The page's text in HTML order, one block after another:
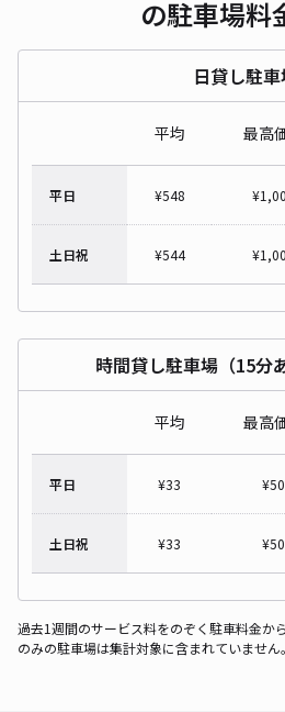
の駐車場料
日貸し駐
平均 最高
平日 ¥548 ¥
土日祝 ¥544 ¥
時間貸し駐車場（15分
平均 最高
平日 ¥33 ¥50
土日祝 ¥33 ¥50
過去1週間のサービス料をのぞく駐車料金か
のみの駐車場は集計対象に含まれていません。